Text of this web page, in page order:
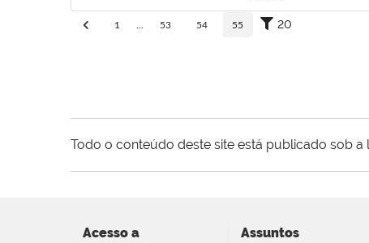
1 53 54 55 20
Todo o conteúdo deste site está publicado sob a
Acesso a
Assuntos